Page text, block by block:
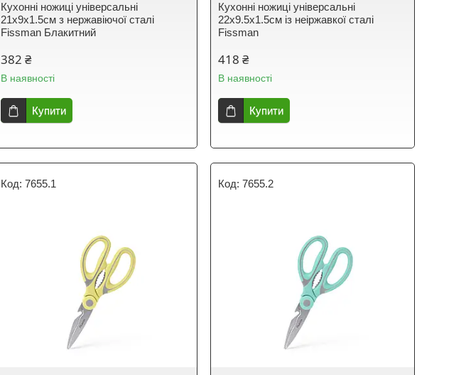
Кухонні ножиці універсальні
21х9х1.5см з нержавіючої сталі
Fissman Блакитний
382 ₴
В наявності
Купити
Кухонні ножиці універсальні
22х9.5х1.5см із неіржавкої сталі
Fissman
418 ₴
В наявності
Купити
7655.1 7655.2